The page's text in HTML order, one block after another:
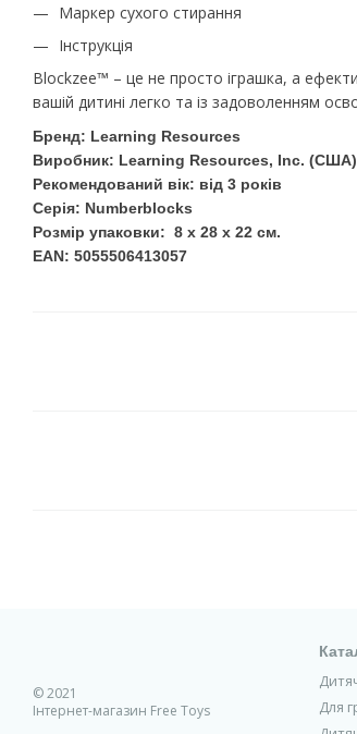
Маркер сухого стирання
Інструкція
Blockzee™ – це не просто іграшка, а
вашій дитині легко та із задоволенням
Бренд: Learning Resources
Виробник: Learning Resources, Inc. (США)
Рекомендований вік: від 3 років
Серія: Numberblocks
Розмір упаковки: 8 х 28 х 22 см.
EAN: 5055506413057
© 2021
Інтернет-магазин Free Toys
Для